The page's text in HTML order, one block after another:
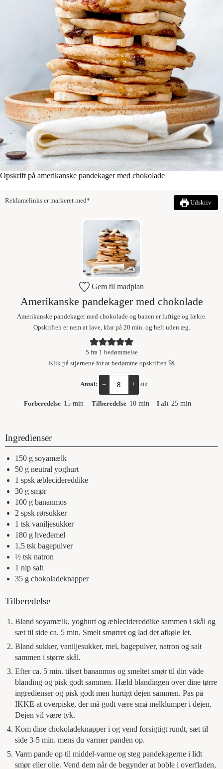
Opskrift på amerikanske pandekager med chokolade
Reklamelinks er markeret med* Udskriv
Gem til madplan
Amerikanske pandekager med chokolade
Amerikanske pandekager med chokolade og banen er luftige og lækre.
Opskriften er nem at lave, klar på 20 min. og helt uden æg.
5 fra 1 bedømmelse
Klik på stjernene for at bedømme opskriften 🚀
Antal: – + stk
Forberedelse 15 min Tilberedelse 10 min I alt 25 min
Ingredienser
150 g soyamælk
50 g neutral yoghurt
1 spsk æblecidereddike
30 g smør
100 g bananmos
2 spsk rørsukker
1 tsk vaniljesukker
180 g hvedemel
1,5 tsk bagepulver
½ tsk natron
1 nip salt
35 g chokoladeknapper
Tilberedelse
Bland soyamælk, yoghurt og æblecidereddike sammen i skål og
sæt til side ca. 5 min. Smelt smørret og lad det afkøle let.
Bland sukker, vaniljesukker, mel, bagepulver, natron og salt
sammen i større skål.
Efter ca. 5 min. tilsæt bananmos og smeltet smør til din våde
blanding og pisk godt sammen. Hæld blandingen over dine tørre
ingredienser og pisk godt men hurtigt dejen sammen. Pas på
IKKE at overpiske, der må godt være små melklumper i dejen.
Dejen vil være tyk.
Kom dine chokoladeknapper i og vend forsigtigt rundt, sæt til
side 3-5 min. mens du varmer panden op.
Varm pande op til middel-varme og steg pandekagerne i lidt
smør eller olie. Vend dem når de begynder at boble i overfladen,